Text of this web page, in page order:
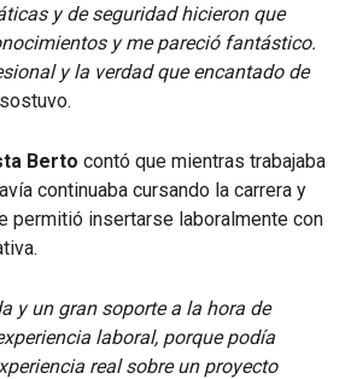
y de seguridad hicieron que
y me pareció fantástico.
y la verdad que encantado de
sostuvo.
Berto contó que mientras trabajaba
continuaba cursando la carrera y
permitió insertarse laboralmente con
y un gran soporte a la hora de
laboral, porque podía
real sobre un proyecto